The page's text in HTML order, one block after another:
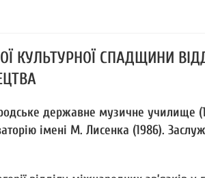
КУЛЬТУРНОЇ СПАДЩИНИ
державне музичне училище
імені М. Лисенка (1986).